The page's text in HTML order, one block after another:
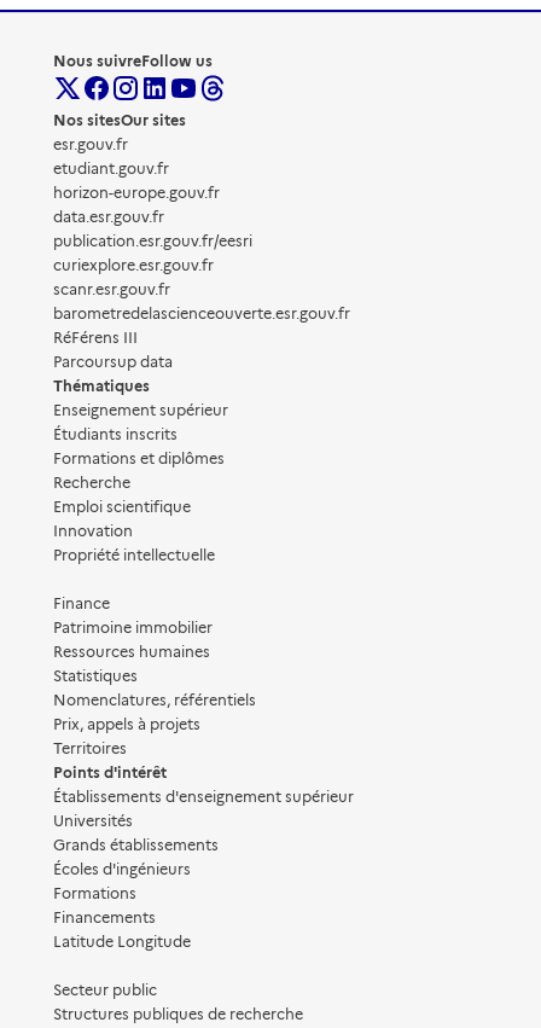
Nous suivreFollow us
Nos sitesOur sites
esr.gouv.fr
etudiant.gouv.fr
horizon-europe.gouv.fr
data.esr.gouv.fr
publication.esr.gouv.fr/eesri
curiexplore.esr.gouv.fr
scanr.esr.gouv.fr
barometredelascienceouverte.esr.gouv.fr
RéFérens III
Parcoursup data
Thématiques
Enseignement supérieur
Étudiants inscrits
Formations et diplômes
Recherche
Emploi scientifique
Innovation
Propriété intellectuelle
Finance
Patrimoine immobilier
Ressources humaines
Statistiques
Nomenclatures, référentiels
Prix, appels à projets
Territoires
Points d'intérêt
Établissements d'enseignement supérieur
Universités
Grands établissements
Écoles d'ingénieurs
Formations
Financements
Latitude Longitude
Secteur public
Structures publiques de recherche